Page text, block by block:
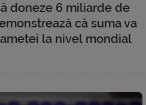
doneze 6 miliarde de
că suma va
la nivel mondial